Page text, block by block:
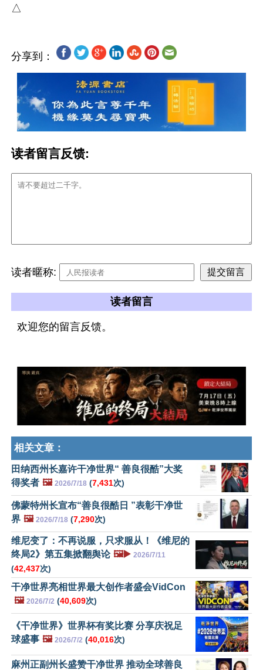
分享到：
读者留言反馈:
读者暱称:
读者留言
欢迎您的留言反馈。
相关文章：
田纳西州长嘉许干净世界“ 善良很酷”大奖
得奖者 🖼️ 2026/7/18 (7,431次)
佛蒙特州长宣布“善良很酷日 ”表彰干净世
界 🖼️ 2026/7/18 (7,290次)
维尼变了：不再说服，只求服从！《维尼的
终局2》第五集掀翻舆论 🖼️▶️ 2026/7/11
(42,437次)
干净世界亮相世界最大创作者盛会VidCon
🖼️ 2026/7/2 (40,609次)
《干净世界》世界杯有奖比赛 分享庆祝足
球盛事 🖼️ 2026/7/2 (40,016次)
麻州正副州长盛赞干净世界 推动全球善良